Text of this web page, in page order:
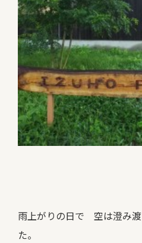
雨上がりの日で 空は澄み
た。